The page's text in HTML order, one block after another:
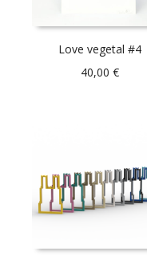
Love vegetal #4
40,00 €